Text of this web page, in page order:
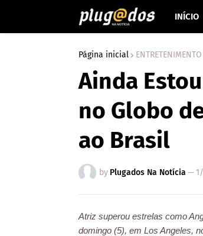
INÍCIO
Página inicial ENTRETENIMENTO
Ainda
no Globo
ao Brasil
by Plugados Na Notícia —
Atriz superou estrelas como
domingo (5), em Los Angeles,